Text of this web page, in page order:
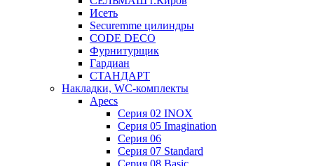
Исеть
Securemme цилиндры
CODE DECO
Фурнитурщик
Гардиан
СТАНДАРТ
Накладки, WC-комплекты
Apecs
Cерия 02 INOX
Cерия 05 Imagination
Cерия 06
Cерия 07 Standard
Cерия 08 Basic